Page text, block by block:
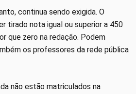
continua sendo exigida. O
tirado nota igual ou superior a 450
que zero na redação. Podem
os professores da rede pública
não estão matriculados na